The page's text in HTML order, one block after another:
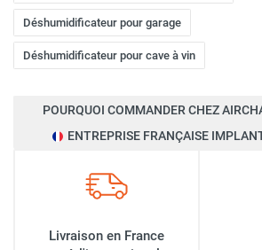
Déshumidificateur pour garage
Déshumidificateur pour cave à vin
POURQUOI COMMANDER CHEZ
ENTREPRISE FRANÇAISE
Livraison en France